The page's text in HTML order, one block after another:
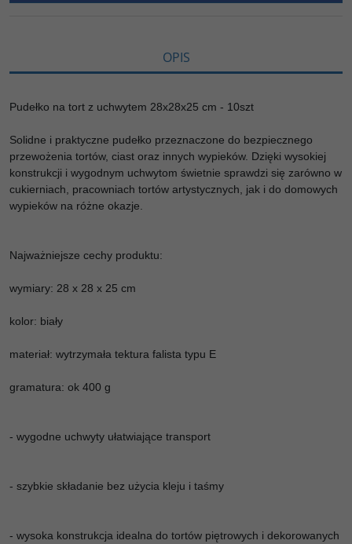
OPIS
Pudełko na tort z uchwytem 28x28x25 cm - 10szt
Solidne i praktyczne pudełko przeznaczone do bezpiecznego
przewożenia tortów, ciast oraz innych wypieków. Dzięki wysokiej
konstrukcji i wygodnym uchwytom świetnie sprawdzi się zarówno w
cukierniach, pracowniach tortów artystycznych, jak i do domowych
wypieków na różne okazje.
Najważniejsze cechy produktu:
wymiary: 28 x 28 x 25 cm
kolor: biały
materiał: wytrzymała tektura falista typu E
gramatura: ok 400 g
- wygodne uchwyty ułatwiające transport
- szybkie składanie bez użycia kleju i taśmy
- wysoka konstrukcja idealna do tortów piętrowych i dekorowanych